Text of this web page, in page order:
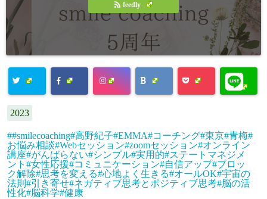
feedly
2023
#smilecoaching#高野紀子#EMMA#コーチング#東京#青梅#
お悩み相談#Webセッション#zoomセッション#オンライン
講座#がんばらない#シンプル#実用的#ステートマネジメ
ント#女性応援#コミュニケーション#自信アップ#ブロッ
ク解除#思考を変える#心地よく生きる#オールOK#宇宙の
法則#引き寄せ#ネガティブ思考とポジティブ思考#脳の活
性化#脳科学#健康